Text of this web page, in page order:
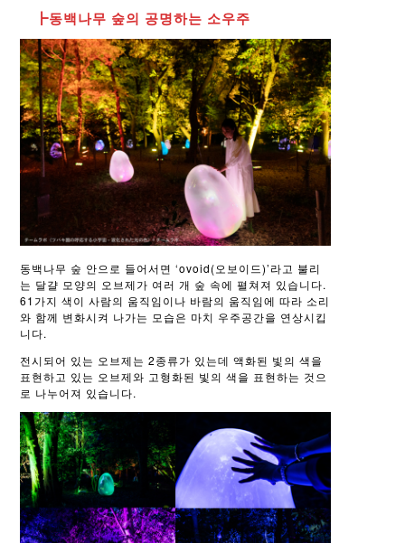
┣동백나무 숲의 공명하는 소우주
동백나무 숲 안으로 들어서면 ‘ovoid(오보이드)’라고 불리
는 달걀 모양의 오브제가 여러 개 숲 속에 펼쳐져 있습니다.
61가지 색이 사람의 움직임이나 바람의 움직임에 따라 소리
와 함께 변화시켜 나가는 모습은 마치 우주공간을 연상시킵
니다.
전시되어 있는 오브제는 2종류가 있는데 액화된 빛의 색을
표현하고 있는 오브제와 고형화된 빛의 색을 표현하는 것으
로 나누어져 있습니다.